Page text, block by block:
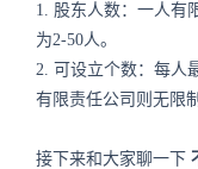
1. 股东人数：一人有
为2-50人。
2. 可设立个数：每人
有限责任公司则无限制
接下来和大家聊一下